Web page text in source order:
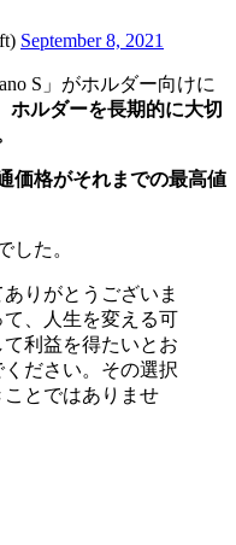
September 8, 2021
S」がホルダー向けに
ホルダーを長期的に大切
価格がそれまでの最高値
した。
りがとうございま
、人生を変える可
利益を得たいとお
ださい。その選択
とではありませ